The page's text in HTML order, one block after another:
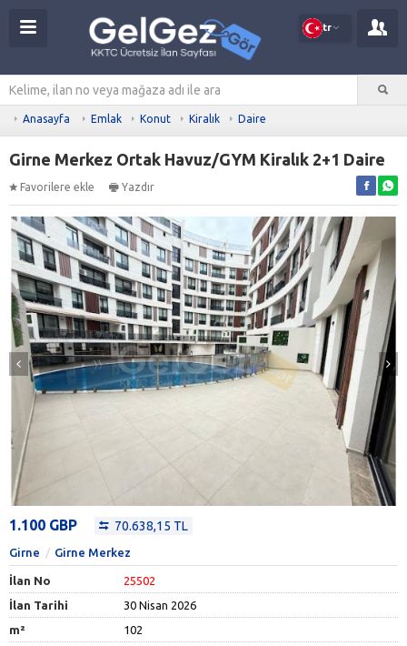
tr
Anasayfa Emlak Konut Kiralık Daire
Girne Merkez Ortak Havuz/GYM Kiralık 2+1 Daire
Favorilere ekle Yazdır
1.100 GBP 70.638,15 TL
Girne Girne Merkez
İlan No
25502
İlan Tarihi
30 Nisan 2026
m²
102